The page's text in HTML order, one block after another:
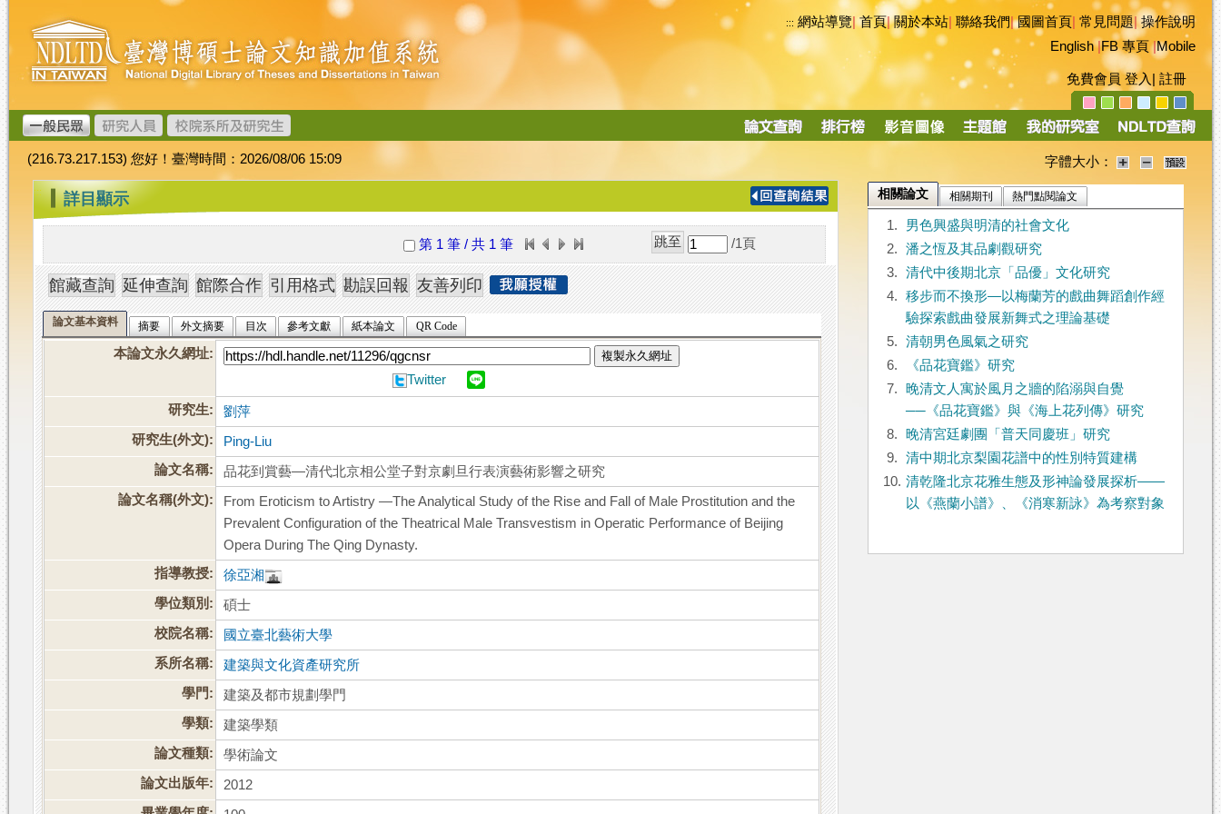
跳
到
主
要
內
容
臺
灣
博
碩
士
論
文
加
值
系
統
::: 網站導覽|首頁|關於本站 聯絡我們|國圖首頁 常見問題|操作說明
English|FB 專頁|Mobile
免費會員 登入 註冊
導
(216.73.217.153) 您好！臺灣時間：2026/08/06 15:09 字體大小：
::: 詳目顯示
第 1 筆 / 共 1 筆 /1 頁
論文基本資料 摘要 外文摘要 目次 參考文獻 紙本論文 QR Code
本論文永久網址: 複製永久網址
Twitter
研究生:
劉萍
研究生(外文):
Ping-Liu
論文名稱:
品花到賞藝—清代北京相公堂子對京劇旦行表演藝術影響之研究
論文名稱(外文):
From Eroticism to Artistry —The Analytical Study of the Rise and Fall of Male Prostitution and the
Prevalent Configuration of the Theatrical Male Transvestism in Operatic Performance of Beijing
Opera During The Qing Dynasty.
指導教授:
徐亞湘
學位類別:
碩士
校院名稱:
國立臺北藝術大學
系所名稱:
建築與文化資產研究所
學門:
建築及都市規劃學門
學類:
建築學類
論文種類:
學術論文
論文出版年:
2012
相關論文 相關期刊 熱門點閱論文
1.
男色興盛與明清的社會文化
2.
潘之恆及其品劇觀研究
3.
清代中後期北京「品優」文化研究
4.
移步而不換形—以梅蘭芳的戲曲舞蹈創作經
驗探索戲曲發展新舞式之理論基礎
5.
清朝男色風氣之研究
6.
《品花寶鑑》研究
7.
晚清文人寓於風月之牆的陷溺與自覺
──《品花寶鑑》與《海上花列傳》研究
8.
晚清宮廷劇團「普天同慶班」研究
9.
清中期北京梨園花譜中的性別特質建構
10. 清乾隆北京花雅生態及形神論發展探析——
以《燕蘭小譜》、《消寒新詠》為考察對象